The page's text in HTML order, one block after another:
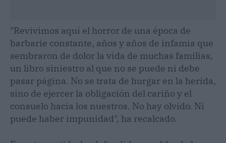
"Revivimos aquí el horror de una época de
barbarie constante, años y años de infamia que
sembraron de dolor la vida de muchas familias,
un libro siniestro al que no se puede ni debe
pasar página. No se trata de hurgar en la herida,
sino de ejercer la obligación del cariño y el
consuelo hacia los nuestros. No hay olvido. Ni
puede haber impunidad", ha recalcado.